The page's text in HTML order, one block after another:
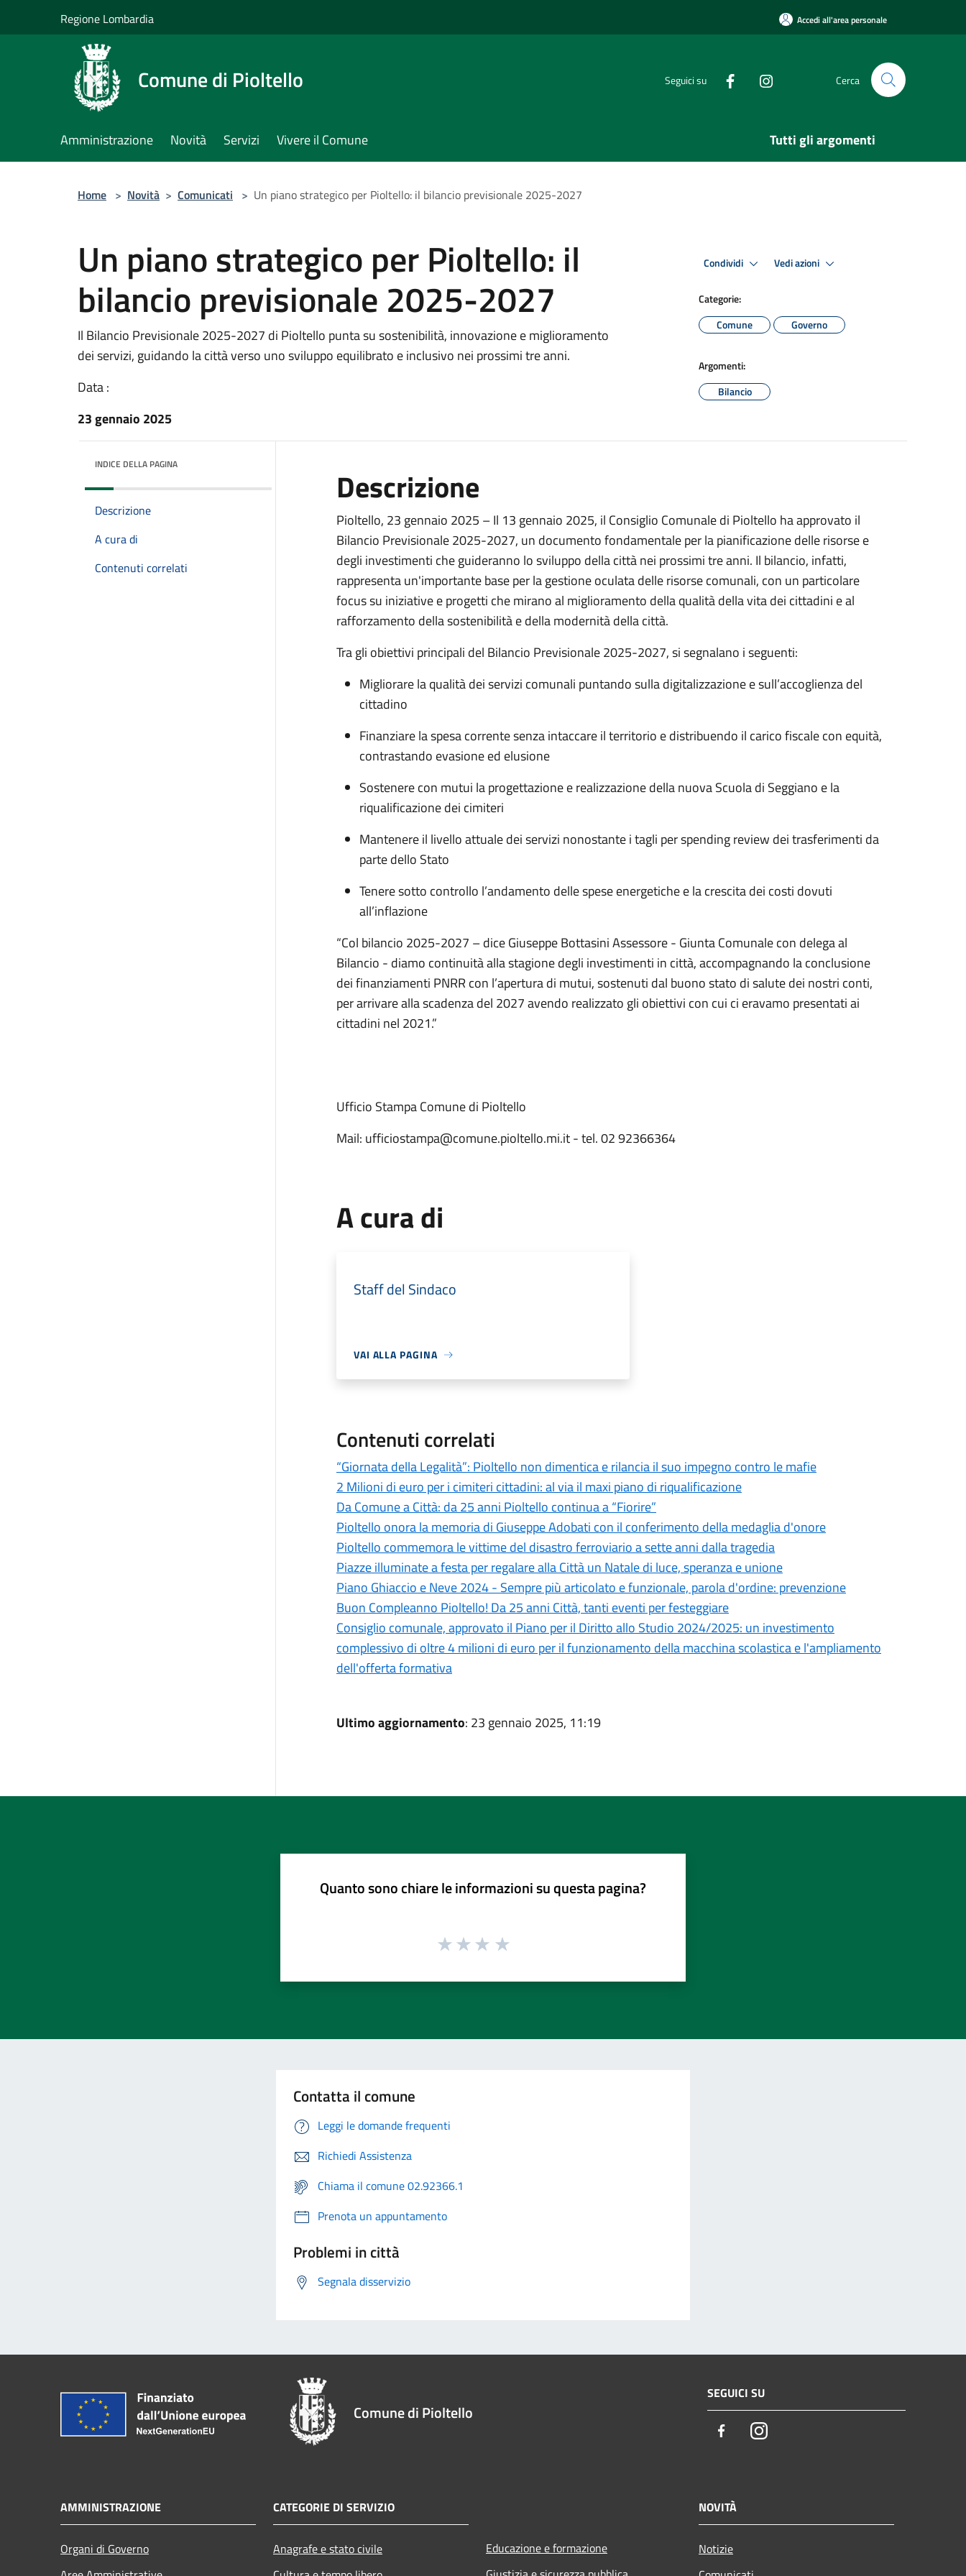
Regione Lombardia Accedi all'area personale
Comune di Pioltello Seguici su Cerca
Amministrazione Novità Servizi Vivere il Comune Tutti gli argomenti
Home > Novità > Comunicati > Un piano strategico per Pioltello: il bilancio previsionale 2025-2027
Un piano strategico per Pioltello: il
bilancio previsionale 2025-2027
Il Bilancio Previsionale 2025-2027 di Pioltello punta su sostenibilità, innovazione e miglioramento
dei servizi, guidando la città verso uno sviluppo equilibrato e inclusivo nei prossimi tre anni.
Data :
23 gennaio 2025
Condividi Vedi azioni
Categorie:
Comune
Governo
Argomenti:
Bilancio
INDICE DELLA PAGINA
Descrizione
A cura di
Contenuti correlati
Descrizione
Pioltello, 23 gennaio 2025 – Il 13 gennaio 2025, il Consiglio Comunale di Pioltello ha approvato il
Bilancio Previsionale 2025-2027, un documento fondamentale per la pianificazione delle risorse e
degli investimenti che guideranno lo sviluppo della città nei prossimi tre anni. Il bilancio, infatti,
rappresenta un'importante base per la gestione oculata delle risorse comunali, con un particolare
focus su iniziative e progetti che mirano al miglioramento della qualità della vita dei cittadini e al
rafforzamento della sostenibilità e della modernità della città.
Tra gli obiettivi principali del Bilancio Previsionale 2025-2027, si segnalano i seguenti:
Migliorare la qualità dei servizi comunali puntando sulla digitalizzazione e sull’accoglienza del
cittadino
Finanziare la spesa corrente senza intaccare il territorio e distribuendo il carico fiscale con equità,
contrastando evasione ed elusione
Sostenere con mutui la progettazione e realizzazione della nuova Scuola di Seggiano e la
riqualificazione dei cimiteri
Mantenere il livello attuale dei servizi nonostante i tagli per spending review dei trasferimenti da
parte dello Stato
Tenere sotto controllo l’andamento delle spese energetiche e la crescita dei costi dovuti
all’inflazione
“Col bilancio 2025-2027 – dice Giuseppe Bottasini Assessore - Giunta Comunale con delega al
Bilancio - diamo continuità alla stagione degli investimenti in città, accompagnando la conclusione
dei finanziamenti PNRR con l’apertura di mutui, sostenuti dal buono stato di salute dei nostri conti,
per arrivare alla scadenza del 2027 avendo realizzato gli obiettivi con cui ci eravamo presentati ai
cittadini nel 2021.”
Ufficio Stampa Comune di Pioltello
Mail: ufficiostampa@comune.pioltello.mi.it - tel. 02 92366364
A cura di
Staff del Sindaco
VAI ALLA PAGINA
Contenuti correlati
“Giornata della Legalità”: Pioltello non dimentica e rilancia il suo impegno contro le mafie
2 Milioni di euro per i cimiteri cittadini: al via il maxi piano di riqualificazione
Da Comune a Città: da 25 anni Pioltello continua a “Fiorire”
Pioltello onora la memoria di Giuseppe Adobati con il conferimento della medaglia d'onore
Pioltello commemora le vittime del disastro ferroviario a sette anni dalla tragedia
Piazze illuminate a festa per regalare alla Città un Natale di luce, speranza e unione
Piano Ghiaccio e Neve 2024 - Sempre più articolato e funzionale, parola d'ordine: prevenzione
Buon Compleanno Pioltello! Da 25 anni Città, tanti eventi per festeggiare
Consiglio comunale, approvato il Piano per il Diritto allo Studio 2024/2025: un investimento
complessivo di oltre 4 milioni di euro per il funzionamento della macchina scolastica e l'ampliamento
dell'offerta formativa
Ultimo aggiornamento: 23 gennaio 2025, 11:19
Quanto sono chiare le informazioni su questa pagina?
Contatta il comune
Leggi le domande frequenti
Richiedi Assistenza
Chiama il comune 02.92366.1
Prenota un appuntamento
Problemi in città
Segnala disservizio
Comune di Pioltello
SEGUICI SU
FacebookInstagram
AMMINISTRAZIONE
Organi di Governo
CATEGORIE DI SERVIZIO
Anagrafe e stato civile
Educazione e formazione
NOVITÀ
Notizie